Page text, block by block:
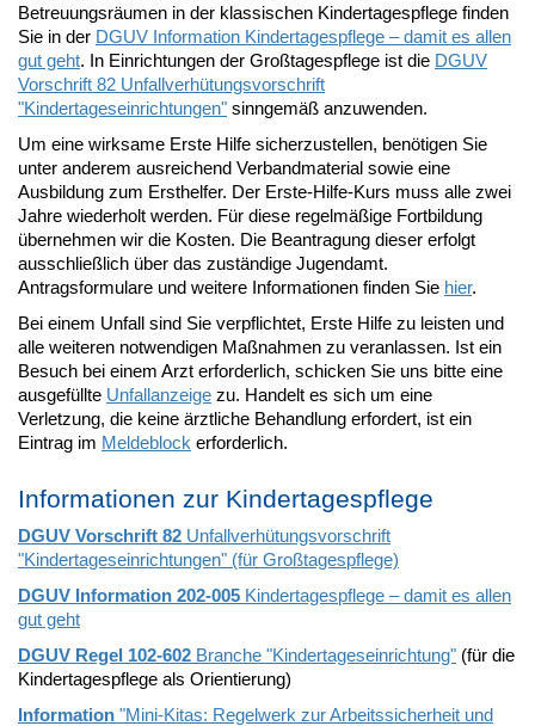
Betreuungsräumen in der klassischen Kindertagespflege finden
Sie in der DGUV Information Kindertagespflege – damit es allen
gut geht. In Einrichtungen der Großtagespflege ist die DGUV
Vorschrift 82 Unfallverhütungsvorschrift
"Kindertageseinrichtungen" sinngemäß anzuwenden.
Um eine wirksame Erste Hilfe sicherzustellen, benötigen Sie
unter anderem ausreichend Verbandmaterial sowie eine
Ausbildung zum Ersthelfer. Der Erste-Hilfe-Kurs muss alle zwei
Jahre wiederholt werden. Für diese regelmäßige Fortbildung
übernehmen wir die Kosten. Die Beantragung dieser erfolgt
ausschließlich über das zuständige Jugendamt.
Antragsformulare und weitere Informationen finden Sie hier.
Bei einem Unfall sind Sie verpflichtet, Erste Hilfe zu leisten und
alle weiteren notwendigen Maßnahmen zu veranlassen. Ist ein
Besuch bei einem Arzt erforderlich, schicken Sie uns bitte eine
ausgefüllte Unfallanzeige zu. Handelt es sich um eine
Verletzung, die keine ärztliche Behandlung erfordert, ist ein
Eintrag im Meldeblock erforderlich.
Informationen zur Kindertagespflege
DGUV Vorschrift 82 Unfallverhütungsvorschrift
"Kindertageseinrichtungen" (für Großtagespflege)
DGUV Information 202-005 Kindertagespflege – damit es allen
gut geht
DGUV Regel 102-602 Branche "Kindertageseinrichtung" (für die
Kindertagespflege als Orientierung)
Information "Mini-Kitas: Regelwerk zur Arbeitssicherheit und